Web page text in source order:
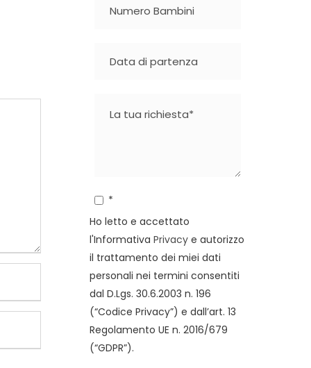
*
Ho letto e accettato
l'InformativaPrivacy e autorizzo
il trattamento dei miei dati
personali nei termini consentiti
dal D.Lgs. 30.6.2003 n. 196
(“Codice Privacy”) e dall’art. 13
Regolamento UE n. 2016/679
(“GDPR”).